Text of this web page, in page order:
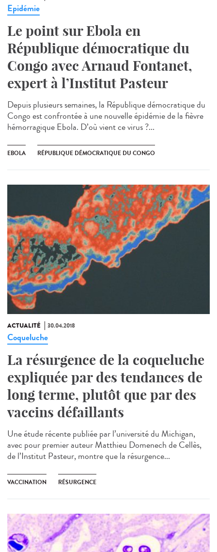
Epidémie
Le point sur Ebola en
République démocratique du
Congo avec Arnaud Fontanet,
expert à l’Institut Pasteur
Depuis plusieurs semaines, la République démocratique du
Congo est confrontée à une nouvelle épidémie de la fièvre
hémorragique Ebola. D’où vient ce virus ?...
EBOLA RÉPUBLIQUE DÉMOCRATIQUE DU CONGO
ACTUALITÉ 30.04.2018
Coqueluche
La résurgence de la coqueluche
expliquée par des tendances de
long terme, plutôt que par des
vaccins défaillants
Une étude récente publiée par l’université du Michigan,
avec pour premier auteur Matthieu Domenech de Cellès,
de l’Institut Pasteur, montre que la résurgence...
VACCINATION RÉSURGENCE